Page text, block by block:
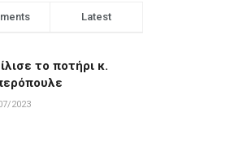
Latest
το ποτήρι κ.
2023